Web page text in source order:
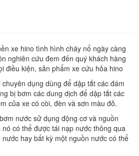
xe hino tình hình cháy nổ ngày càng
nghiên cứu đem đến quý khách hàng
điều kiện, sản phẩm xe cứu hỏa hino
dụng dùng để dập tắt các đám
bị bơm các dung dịch để dập tắt các
của xe có còi, đèn và sơn màu đỏ.
nước sử dụng động cơ và nguồn
có thể được tái nạp nước thông qua
hay bất kỳ một nguồn nước có thể